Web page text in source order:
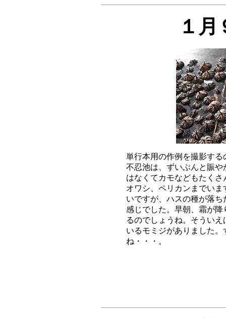
１
単行本用の作例を撮影す
不忍池は、ずいぶんと賑
はなくてカモなどもたく
オワシ、ペリカンまでい
いですが、ハスの種が落
感じでした。早朝、霜が
るのでしょうね。そうい
いるモミジがありました